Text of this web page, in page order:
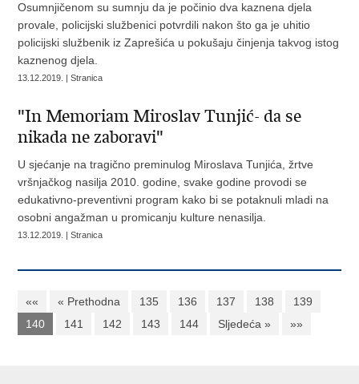
Osumnjičenom su sumnju da je počinio dva kaznena djela
provale, policijski službenici potvrdili nakon što ga je uhitio
policijski službenik iz Zaprešića u pokušaju činjenja takvog istog
kaznenog djela.
13.12.2019. | Stranica
"In Memoriam Miroslav Tunjić- da se
nikada ne zaboravi"
U sjećanje na tragično preminulog Miroslava Tunjića, žrtve
vršnjačkog nasilja 2010. godine, svake godine provodi se
edukativno-preventivni program kako bi se potaknuli mladi na
osobni angažman u promicanju kulture nenasilja.
13.12.2019. | Stranica
«« « Prethodna 135 136 137 138
139
140
141 142 143 144 Sljedeća » »»